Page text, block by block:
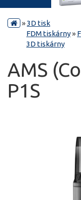
»3D tisk
FDM tiskárny»
3D tiskárny
AMS
P1S